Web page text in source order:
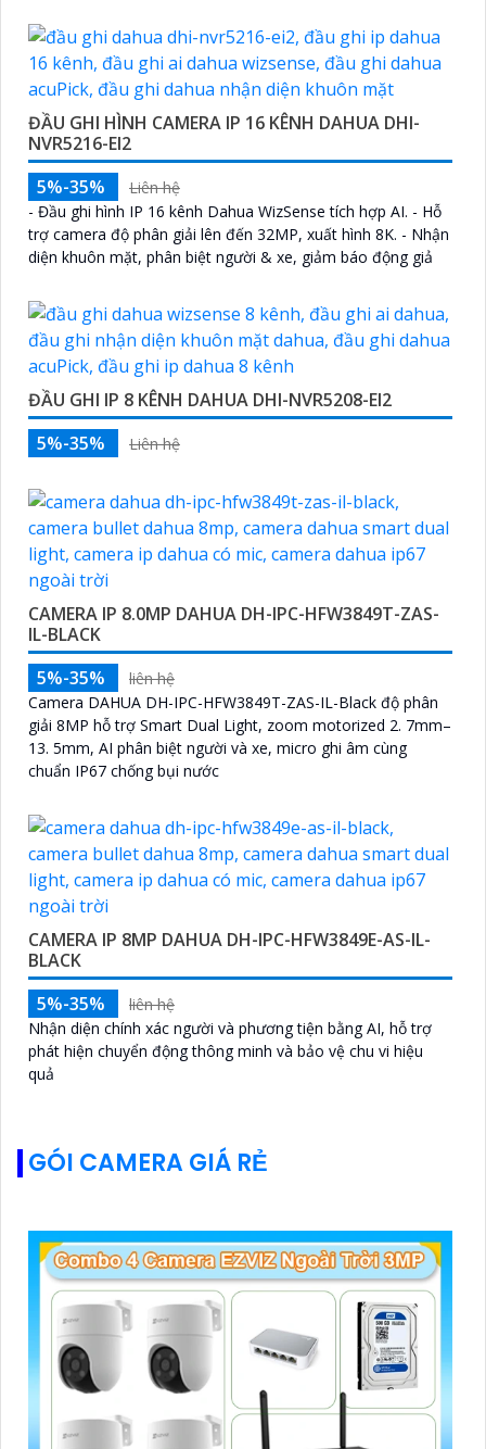
ĐẦU GHI HÌNH CAMERA IP 16 KÊNH DAHUA DHI-
NVR5216-EI2
5%-35%
Liên hệ
- Đầu ghi hình IP 16 kênh Dahua WizSense tích hợp AI. - Hỗ
trợ camera độ phân giải lên đến 32MP, xuất hình 8K. - Nhận
diện khuôn mặt, phân biệt người & xe, giảm báo động giả
ĐẦU GHI IP 8 KÊNH DAHUA DHI-NVR5208-EI2
5%-35%
Liên hệ
CAMERA IP 8.0MP DAHUA DH-IPC-HFW3849T-ZAS-
IL-BLACK
5%-35%
liên hệ
Camera DAHUA DH-IPC-HFW3849T-ZAS-IL-Black độ phân
giải 8MP hỗ trợ Smart Dual Light, zoom motorized 2. 7mm–
13. 5mm, AI phân biệt người và xe, micro ghi âm cùng
chuẩn IP67 chống bụi nước
CAMERA IP 8MP DAHUA DH-IPC-HFW3849E-AS-IL-
BLACK
5%-35%
liên hệ
Nhận diện chính xác người và phương tiện bằng AI, hỗ trợ
phát hiện chuyển động thông minh và bảo vệ chu vi hiệu
quả
GÓI CAMERA GIÁ RẺ